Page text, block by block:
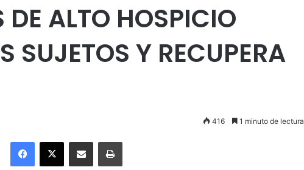
ALTO HOSPICIO
SUJETOS Y RECUPERA
416 1 minuto de lectura
Facebook
X Enviar vía email Imprimir